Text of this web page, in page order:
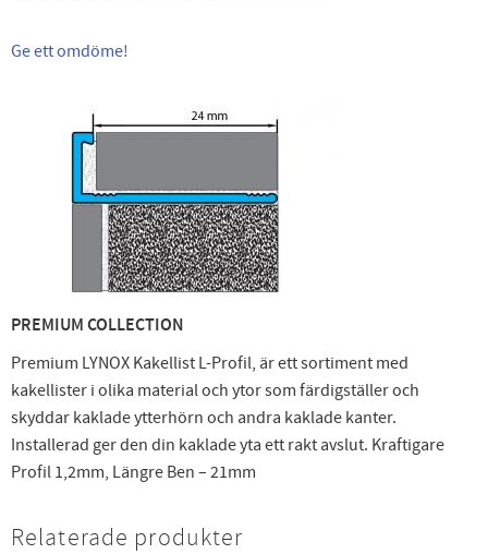
Ge ett omdöme!
PREMIUM COLLECTION
Premium LYNOX Kakellist L-Profil, är ett sortiment med
kakellister i olika material och ytor som färdigställer och
skyddar kaklade ytterhörn och andra kaklade kanter.
Installerad ger den din kaklade yta ett rakt avslut. Kraftigare
Profil 1,2mm, Längre Ben – 21mm
Relaterade produkter